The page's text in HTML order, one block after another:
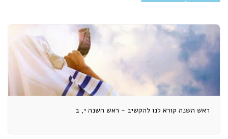
ראש השנה קורא לנו להקשיב - ראש השנה י, ב